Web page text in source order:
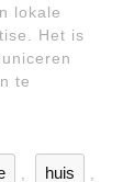
lokale
Het is
te
huis